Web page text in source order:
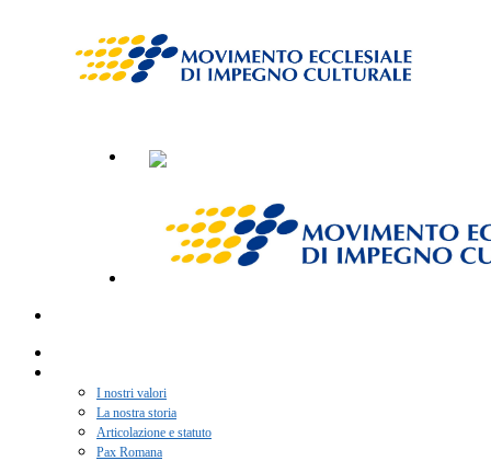
I nostri valori
La nostra storia
Articolazione e statuto
Pax Romana